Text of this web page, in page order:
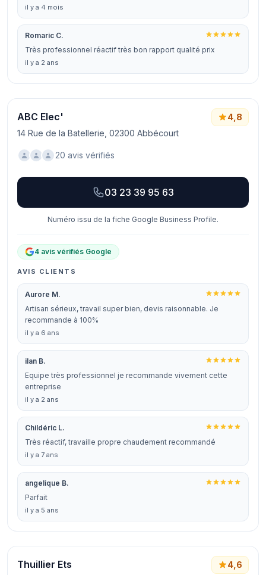
il y a 4 mois
Romaric C.
Très professionnel réactif très bon rapport qualité prix
il y a 2 ans
ABC Elec'
14 Rue de la Batellerie, 02300 Abbécourt
4,8
20 avis vérifiés
03 23 39 95 63
Numéro issu de la fiche Google Business Profile.
4 avis vérifiés Google
AVIS CLIENTS
Aurore M.
Artisan sérieux, travail super bien, devis raisonnable. Je
recommande à 100%
il y a 6 ans
ilan B.
Equipe très professionnel je recommande vivement cette
entreprise
il y a 2 ans
Childéric L.
Très réactif, travaille propre chaudement recommandé
il y a 7 ans
angelique B.
Parfait
il y a 5 ans
Thuillier Ets 4,6